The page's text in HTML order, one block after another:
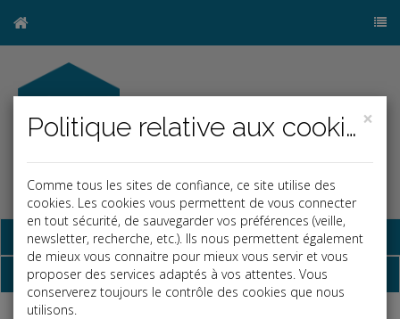
Base documentaire
Dépêches
×
Politique relative aux cookies
Comme tous les sites de confiance, ce site utilise des
cookies. Les cookies vous permettent de vous connecter
en tout sécurité, de sauvegarder vos préférences (veille,
newsletter, recherche, etc.). Ils nous permettent également
de mieux vous connaitre pour mieux vous servir et vous
proposer des services adaptés à vos attentes. Vous
conserverez toujours le contrôle des cookies que nous
utilisons.